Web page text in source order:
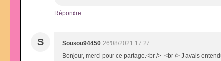
Répondre
S Sousou94450 26/08/2021 17:27
Bonjour, merci pour ce partage.<br /> <br /> J avais